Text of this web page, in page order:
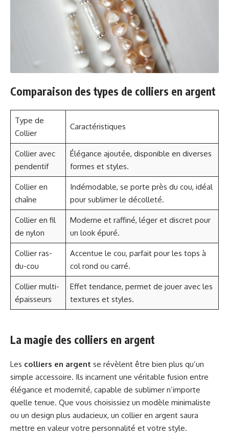
Comparaison des types de colliers en argent
Type de
Collier
Caractéristiques
Collier avec
pendentif
Élégance ajoutée, disponible en diverses
formes et styles.
Collier en
chaîne
Indémodable, se porte près du cou, idéal
pour sublimer le décolleté.
Collier en fil
de nylon
Moderne et raffiné, léger et discret pour
un look épuré.
Collier ras-
du-cou
Accentue le cou, parfait pour les tops à
col rond ou carré.
Collier multi-
épaisseurs
Effet tendance, permet de jouer avec les
textures et styles.
La magie des colliers en argent
Les colliers en argent se révèlent être bien plus qu’un
simple accessoire. Ils incarnent une véritable fusion entre
élégance et modernité, capable de sublimer n’importe
quelle tenue. Que vous choisissiez un modèle minimaliste
ou un design plus audacieux, un collier en argent saura
mettre en valeur votre personnalité et votre style.